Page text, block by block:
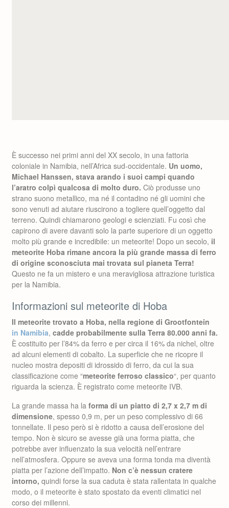
È successo nei primi anni del XX secolo, in una fattoria
coloniale in Namibia, nell’Africa sud-occidentale. Un uomo,
Michael Hanssen, stava arando i suoi campi quando
l’aratro colpì qualcosa di molto duro. Ciò produsse uno
strano suono metallico, ma né il contadino né gli uomini che
sono venuti ad aiutare riuscirono a togliere quell’oggetto dal
terreno. Quindi chiamarono geologi e scienziati. Fu così che
capirono di avere davanti solo la parte superiore di un oggetto
molto più grande e incredibile: un meteorite! Dopo un secolo, il
meteorite Hoba rimane ancora la più grande massa di ferro
di origine sconosciuta mai trovata sul pianeta Terra!
Questo ne fa un mistero e una meravigliosa attrazione turistica
per la Namibia.
Informazioni sul meteorite di Hoba
Il meteorite trovato a Hoba, nella regione di Grootfontein
in Namibia, cadde probabilmente sulla Terra 80.000 anni fa.
È costituito per l’84% da ferro e per circa il 16% da nichel, oltre
ad alcuni elementi di cobalto. La superficie che ne ricopre il
nucleo mostra depositi di idrossido di ferro, da cui la sua
classificazione come “meteorite ferroso classico“, per quanto
riguarda la scienza. È registrato come meteorite IVB.
La grande massa ha la forma di un piatto di 2,7 x 2,7 m di
dimensione, spesso 0,9 m, per un peso complessivo di 66
tonnellate. Il peso però si è ridotto a causa dell’erosione del
tempo. Non è sicuro se avesse già una forma piatta, che
potrebbe aver influenzato la sua velocità nell’entrare
nell’atmosfera. Oppure se aveva una forma tonda ma diventà
piatta per l’azione dell’impatto. Non c’è nessun cratere
intorno, quindi forse la sua caduta è stata rallentata in qualche
modo, o il meteorite è stato spostato da eventi climatici nel
corso dei millenni.